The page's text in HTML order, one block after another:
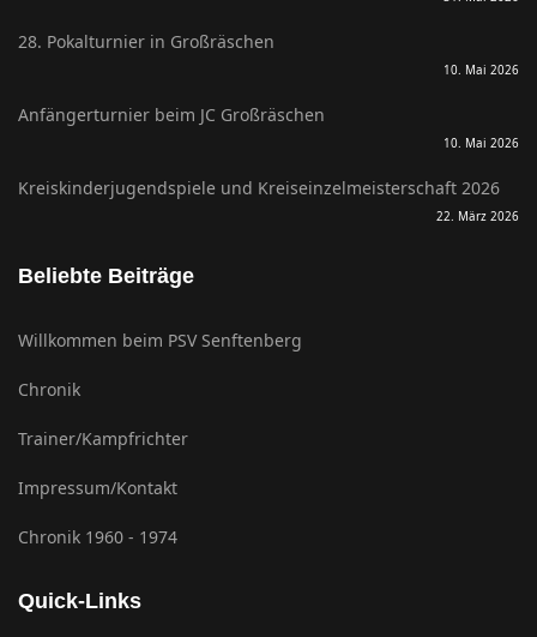
28. Pokalturnier in Großräschen
10. Mai 2026
Anfängerturnier beim JC Großräschen
10. Mai 2026
Kreiskinderjugendspiele und Kreiseinzelmeisterschaft 2026
22. März 2026
Beliebte Beiträge
Willkommen beim PSV Senftenberg
Chronik
Trainer/Kampfrichter
Impressum/Kontakt
Chronik 1960 - 1974
Quick-Links